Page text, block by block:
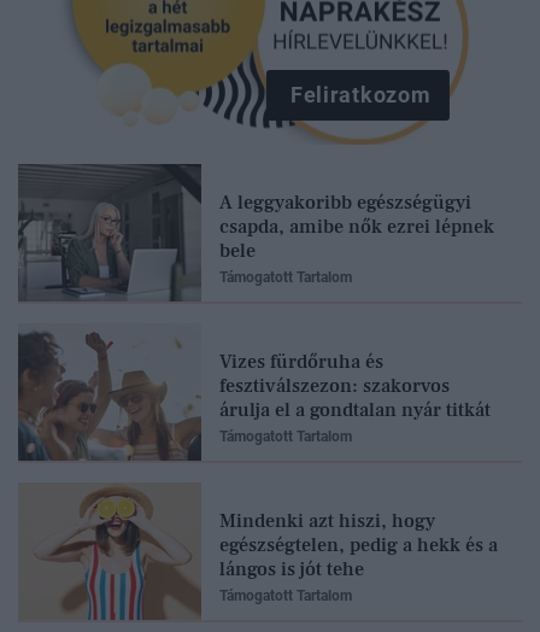
Feliratkozom
A leggyakoribb egészségügyi
csapda, amibe nők ezrei lépnek
bele
Támogatott Tartalom
Vizes fürdőruha és
fesztiválszezon: szakorvos
árulja el a gondtalan nyár titkát
Támogatott Tartalom
Mindenki azt hiszi, hogy
egészségtelen, pedig a hekk és a
lángos is jót tehe
Támogatott Tartalom